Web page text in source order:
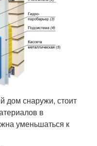
дом снаружи, стоит
в
уменьшаться к